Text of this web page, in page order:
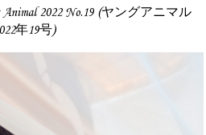
2022 No.19 (ヤングアニマル
年19号)